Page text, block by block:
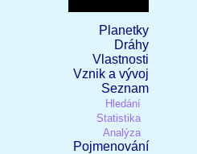
Planetky
Dráhy
Vlastnosti
Vznik a vývoj
Seznam
Hledání
Statistika
Analýza
Pojmenování